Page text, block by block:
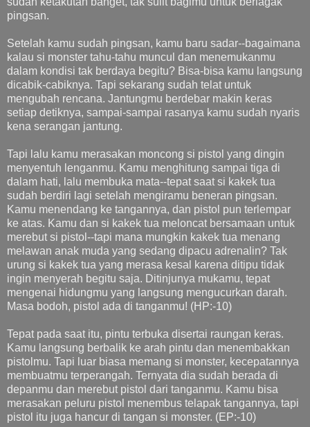
pingsan.
Setelah kamu sudah pingsan, kamu baru sadar--bagaimana
kalau si monster tahu-tahu muncul dan menemukanmu
dalam kondisi tak berdaya begitu? Bisa-bisa kamu langsung
dicabik-cabiknya. Tapi sekarang sudah telat untuk
mengubah rencana. Jantungmu berdebar makin keras
setiap detiknya, sampai-sampai rasanya kamu sudah nyaris
kena serangan jantung.
Tapi lalu kamu merasakan moncong si pistol yang dingin
menyentuh lenganmu. Kamu menghitung sampai tiga di
dalam hati, lalu membuka mata--tepat saat si kakek tua
sudah berdiri lagi setelah mengiramu beneran pingsan.
Kamu menendang ke tangannya, dan pistol pun terlempar
ke atas. Kamu dan si kakek tua meloncat bersamaan untuk
merebut si pistol--tapi mana mungkin kakek tua menang
melawan anak muda yang sedang dipacu adrenalin? Tak
urung si kakek tua yang merasa kesal karena ditipu tidak
ingin menyerah begitu saja. Ditinjunya mukamu, tepat
mengenai hidungmu yang langsung mengucurkan darah.
Masa bodoh, pistol ada di tanganmu! (HP:-10)
Tepat pada saat itu, pintu terbuka disertai raungan keras.
Kamu langsung berbalik ke arah pintu dan menembakkan
pistolmu. Tapi luar biasa memang si monster, kecepatannya
membuatmu terperangah. Ternyata dia sudah berada di
depanmu dan merebut pistol dari tanganmu. Kamu bisa
merasakan peluru pistol menembus telapak tangannya, tapi
pistol itu juga hancur di tangan si monster. (EP:-10)